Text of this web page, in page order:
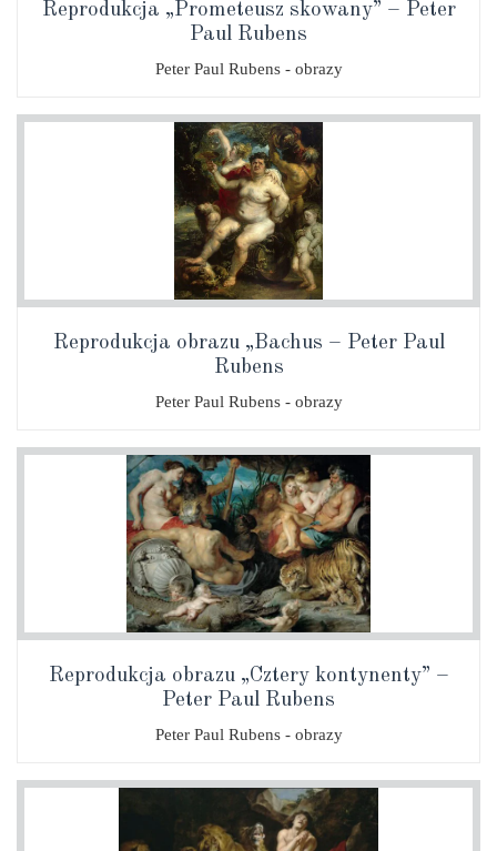
Reprodukcja „Prometeusz skowany” – Peter
Paul Rubens
Peter Paul Rubens - obrazy
Reprodukcja obrazu „Bachus – Peter Paul
Rubens
Peter Paul Rubens - obrazy
Reprodukcja obrazu „Cztery kontynenty” –
Peter Paul Rubens
Peter Paul Rubens - obrazy